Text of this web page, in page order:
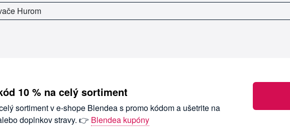
Hurom
10 % na celý sortiment
sortiment v e-shope Blendea s promo kódom a ušetrite na
doplnkov stravy. 👉 Blendea kupóny